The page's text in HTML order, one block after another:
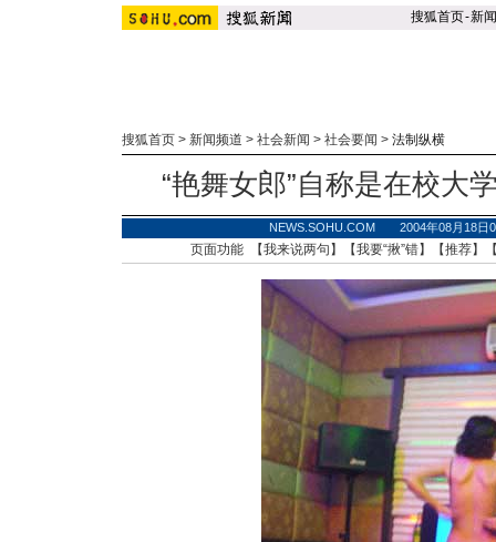
搜狐首页-新闻
搜狐首页 > 新闻频道 > 社会新闻 > 社会要闻 > 法制纵横
“艳舞女郎”自称是在校大
NEWS.SOHU.COM 2004年08月18
页面功能 【我来说两句 】【我要“揪”错】【推荐】